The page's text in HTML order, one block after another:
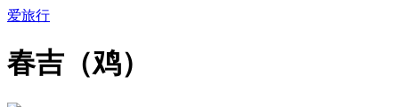
爱旅行
春吉（鸡）